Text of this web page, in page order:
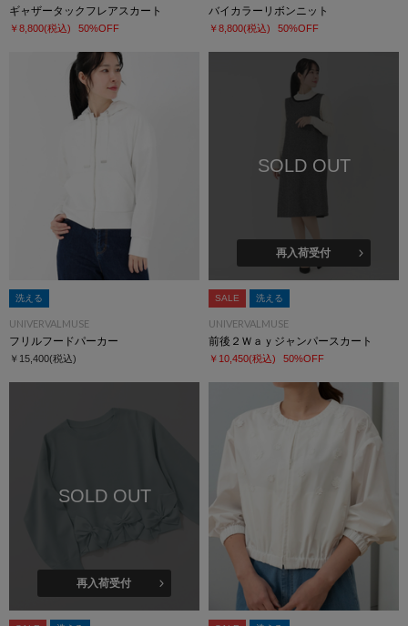
ギャザータックフレアスカート
￥8,800(税込) 50%OFF
バイカラーリボンニット
￥8,800(税込) 50%OFF
洗える
UNIVERVALMUSE
フリルフードパーカー
￥15,400(税込)
SOLD OUT
再入荷受付
SALE 洗える
UNIVERVALMUSE
前後２Ｗａｙジャンパースカート
￥10,450(税込) 50%OFF
SOLD OUT
再入荷受付